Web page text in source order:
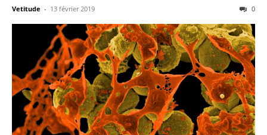
Vetitude - 13 février 2019 0